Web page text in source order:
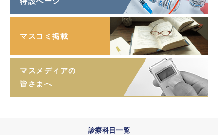
マスコミ掲載
マスメディアの
皆さまへ
診療科目一覧